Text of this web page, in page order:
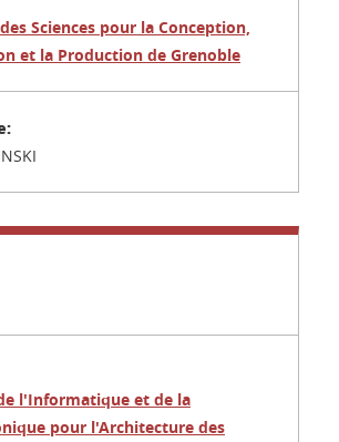
Sciences pour la Conception,
et la Production de Grenoble
l'Informatique et de la
pour l'Architecture des